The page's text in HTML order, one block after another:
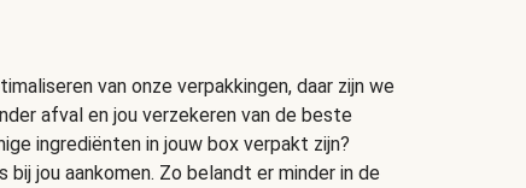
van onze verpakkingen, daar zijn we
afval en jou verzekeren van de beste
ingrediënten in jouw box verpakt zijn?
jou aankomen. Zo belandt er minder in de